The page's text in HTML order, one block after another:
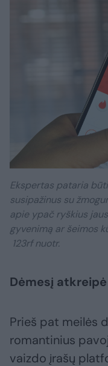
Ekspertas pataria
susipažinus su
apie ypač ryškius
gyvenimą ar šeimos
123rf nuotr.
Dėmesį
Prieš pat meilės
romantinius
vaizdo įrašų